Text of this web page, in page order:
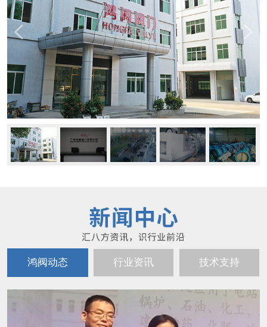
鸿阀动态 行业资讯 技术支持